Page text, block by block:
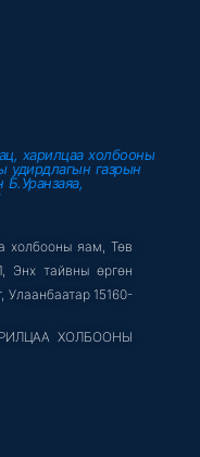
харилцаа холбооны
удирдлагын газрын
холбооны яам, Төв
Энх тайвны өргөн
Улаанбаатар 15160-
ХОЛБООНЫ